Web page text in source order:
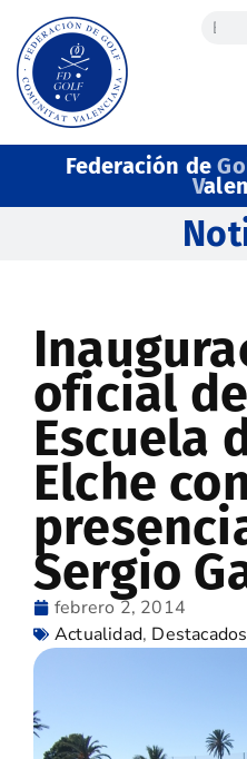
Federación de
V
oficial
Escuela
Elche
Sergio
febrero 2, 2014
Actualidad, Destacados